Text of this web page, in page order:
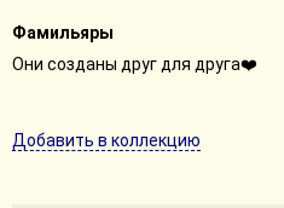
Фамильяры
Они созданы друг для друга❤️
Добавить в коллекцию